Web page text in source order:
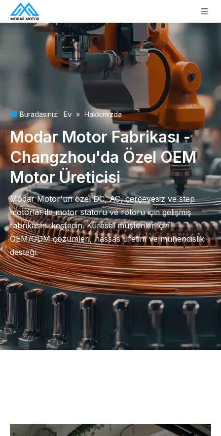
Buradasınız: Ev » Hakkımızda
Modar Motor Fabrikası -
Changzhou'da Özel OEM
Motor Üreticisi
Modar Motor'un özel DC, AC, çerçevesiz ve step
motorlar ile motor statoru ve rotoru için gelişmiş
fabrikasını keşfedin. Küresel müşteriler için
OEM/ODM çözümleri, hassas üretim ve mühendislik
desteği.